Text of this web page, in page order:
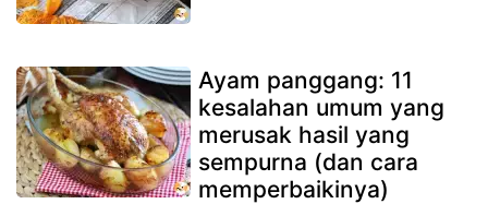
Ayam panggang: 11
kesalahan umum yang
merusak hasil yang
sempurna (dan cara
memperbaikinya)